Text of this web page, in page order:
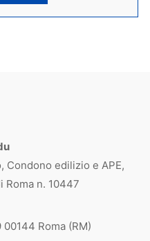
Condono edilizio e APE,
Roma n. 10447
Roma (RM)